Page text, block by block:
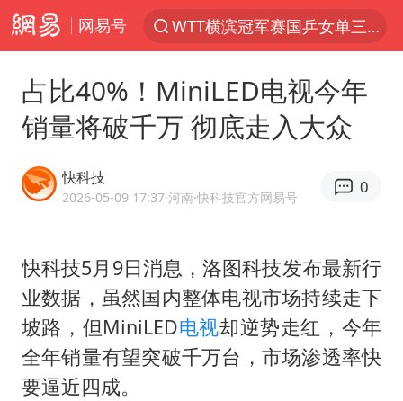
网易号
WTT横滨冠军赛国乒女单三将晋级四强
陈思诚零点晒照为佟丽娅庆生
几元成本的AI广告导致千万市值蒸发
老挝国会主席赛宋蓬逝世
购飞机票7分钟后退票被扣2022元
白海豚将正面袭击贯穿浙江
酒店回应车内过夜被收150元
占比40%！MiniLED电视今年
销量将破千万 彻底走入大众
快科技
2026-05-09 17:37·河南·快科技官方网易号
0
快科技5月9日消息，洛图科技发布最新行
业数据，虽然国内整体电视市场持续走下
坡路，但MiniLED电视却逆势走红，今年
全年销量有望突破千万台，市场渗透率快
要逼近四成。